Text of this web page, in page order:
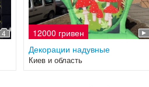
4
12000 гривен
Декорации надувные
Киев и область